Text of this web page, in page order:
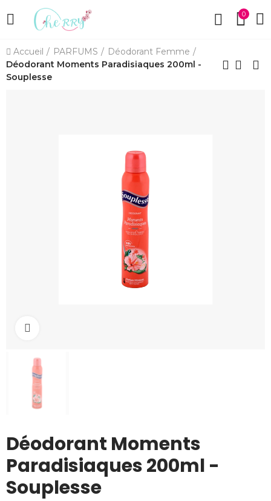
0
Accueil PARFUMS
Déodorant Femme
Déodorant Moments Paradisiaques 200ml -
Souplesse
Déodorant Moments
Paradisiaques 200ml -
Souplesse